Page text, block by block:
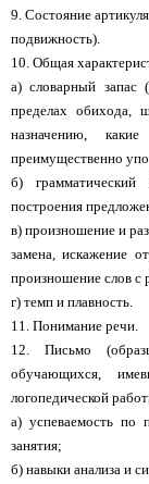
9. Состояние
подвижность).
10. Общая
а) словарный запас
пределах обихода,
назначению,
преимущественно
б) грамматический
построения
в) произношение и
замена, искажение
произношение слов с
г) темп и плавность.
11. Понимание речи.
12. Письмо
обучающихся,
логопедической
а) успеваемость по
занятия;
б) навыки анализа и